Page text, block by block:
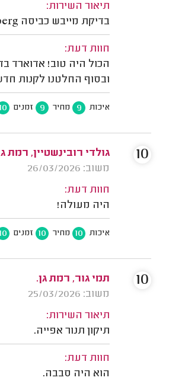
תיאור השירות:
בדיקת מייבש כביסה Blomberg.
חוות דעת:
הכול היה טוב! אדוארד
ובסוף החלטנו לקנות
איכות 9 מחיר 9 זמנים 10
גולדי רובינשטיין, רמת
משוב: 26/03/2026
חוות דעת:
היה מעולה!
איכות 10 מחיר 10 זמנים 10
10
תמי גור, רמת גן.
משוב: 25/03/2026
תיאור השירות:
תיקון תנור אפייה.
חוות דעת:
הוא היה סבבה.
10